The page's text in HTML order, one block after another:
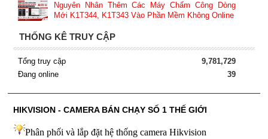
Nguyên Nhân Thêm Các Máy Chấm Công Dòng
Mới K1T344, K1T343 Vào Phần Mềm Không Online
THỐNG KÊ TRUY CẬP
Tổng truy cập
9,781,729
Đang online
39
HIKVISION - CAMERA BÁN CHẠY SỐ 1 THẾ GIỚI
Phân phối và lắp đặt hệ thống camera Hikvision